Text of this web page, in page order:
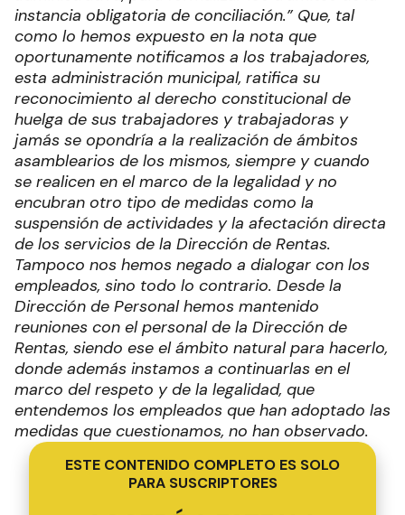
instancia obligatoria de conciliación.” Que, tal
como lo hemos expuesto en la nota que
oportunamente notificamos a los trabajadores,
esta administración municipal, ratifica su
reconocimiento al derecho constitucional de
huelga de sus trabajadores y trabajadoras y
jamás se opondría a la realización de ámbitos
asamblearios de los mismos, siempre y cuando
se realicen en el marco de la legalidad y no
encubran otro tipo de medidas como la
suspensión de actividades y la afectación directa
de los servicios de la Dirección de Rentas.
Tampoco nos hemos negado a dialogar con los
empleados, sino todo lo contrario. Desde la
Dirección de Personal hemos mantenido
reuniones con el personal de la Dirección de
Rentas, siendo ese el ámbito natural para hacerlo,
donde además instamos a continuarlas en el
marco del respeto y de la legalidad, que
entendemos los empleados que han adoptado las
medidas que cuestionamos, no han observado.
ESTE CONTENIDO COMPLETO ES SOLO
PARA SUSCRIPTORES